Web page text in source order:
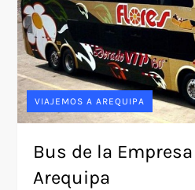
VIAJEMOS A AREQUIPA
Bus de la
Arequipa